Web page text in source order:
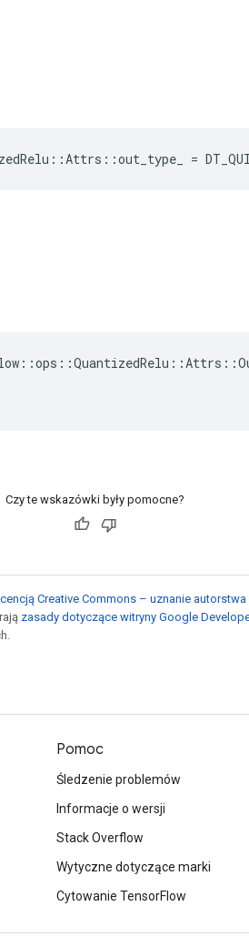
::Attrs ::out_type_ =
Czy te wskazówki były pomocne?
Creative Commons – uznanie autorstwa
zasady dotyczące witryny Google
Pomoc
Śledzenie problemów
Informacje o wersji
Stack Overflow
Wytyczne dotyczące marki
Cytowanie TensorFlow